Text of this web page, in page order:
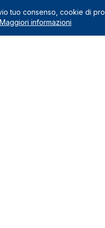
tuo consenso, cookie di
Maggiori informazioni